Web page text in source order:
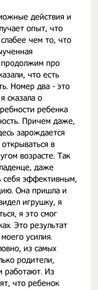
действия и
опыт, что
чем то, что
продолжим про
что есть
Номер два - это
сказала о
ребенка
Причем даже,
зарождается
в
возрасте. Так
даже
себя эффективным,
Она пришла и
игрушку, я
я это смог
Это результат
усилия.
из самых
родители,
работают. Из
что ребенок